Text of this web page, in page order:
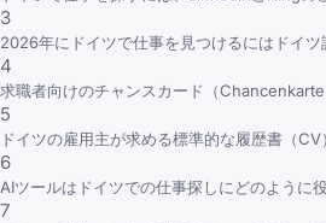
3
2026年にドイツで仕事を見つけるにはドイツ
4
求職者向けのチャンスカード（
5
ドイツの雇用主が求める標準的な履歴書（
6
AIツールはドイツでの仕事探しにどのように
7